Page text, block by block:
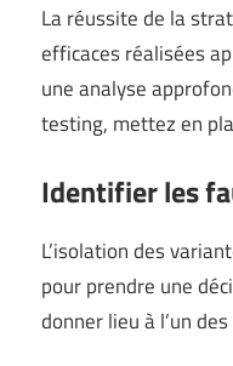
La réussite de la
efficaces réalisées
une analyse
testing, mettez en
Identifier les
L’isolation des
pour prendre une
donner lieu à l’un